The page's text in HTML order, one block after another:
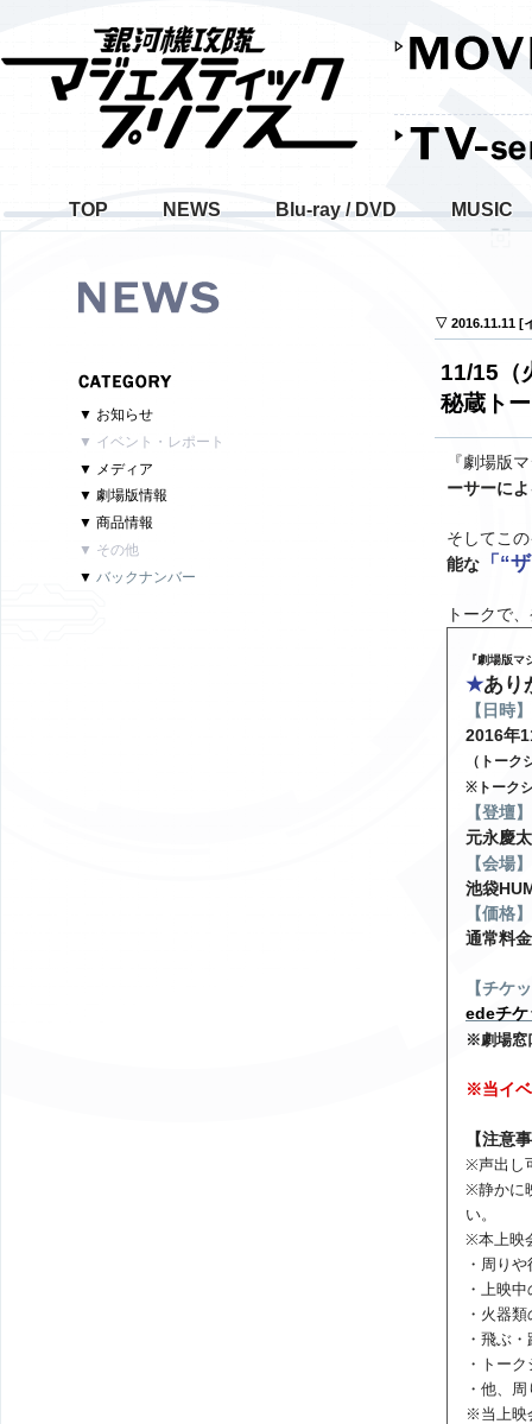
TOP NEWS Blu-ray / DVD MUSIC
▼ お知らせ
▼ イベント・レポート
▼ メディア
▼ 劇場版情報
▼ 商品情報
▼ その他
▼ バックナンバー
▽ 2016.11.11 [
11/15（
秘蔵ト
『劇場版
ーサーに
そしてこ
能な
「“
トークで
『劇場版
★あり
【日時】
2016年
（トーク
※トーク
【登壇】
元永慶
【会場】
池袋
【価格】
通常料金
【チケ
edeチケ
※劇場窓
※当イベ
【注意
※声出し
※静かに
い。
※本上映
・周り
・上映
・火器
・飛ぶ
・トー
・他、
※当上映